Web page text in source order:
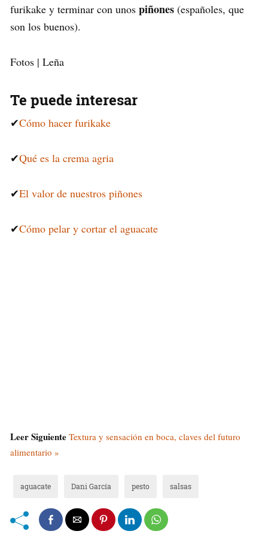
furikake y terminar con unos piñones (españoles, que
son los buenos).
Fotos | Leña
Te puede interesar
✔Cómo hacer furikake
✔Qué es la crema agria
✔El valor de nuestros piñones
✔Cómo pelar y cortar el aguacate
Leer Siguiente Textura y sensación en boca, claves del futuro
alimentario »
aguacate Dani García pesto salsas